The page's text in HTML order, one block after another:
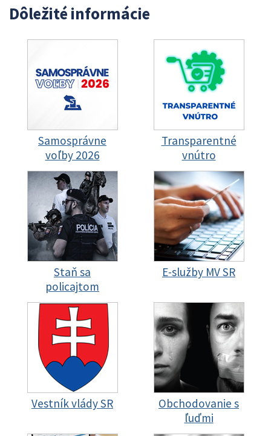
Dôležité informácie
Samosprávne
voľby 2026
Transparentné
vnútro
Staň sa
policajtom
E-služby MV SR
Vestník vlády SR
Obchodovanie s
ľuďmi